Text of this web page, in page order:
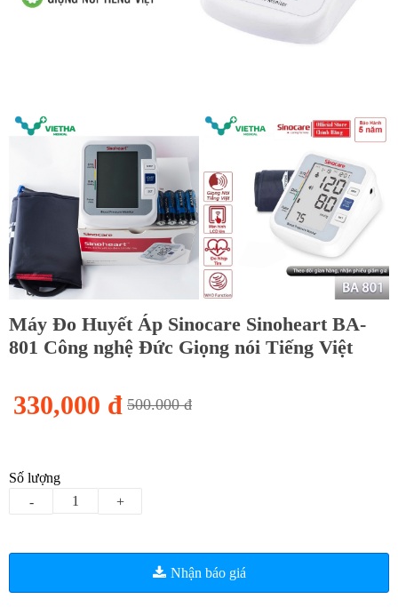
Máy Đo Huyết Áp Sinocare Sinoheart BA-
801 Công nghệ Đức Giọng nói Tiếng Việt
330,000 đ 500.000 đ
Số lượng
-
+
Nhận báo giá